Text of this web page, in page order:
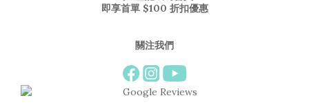
即享首單 $100 折扣優惠
關注我們